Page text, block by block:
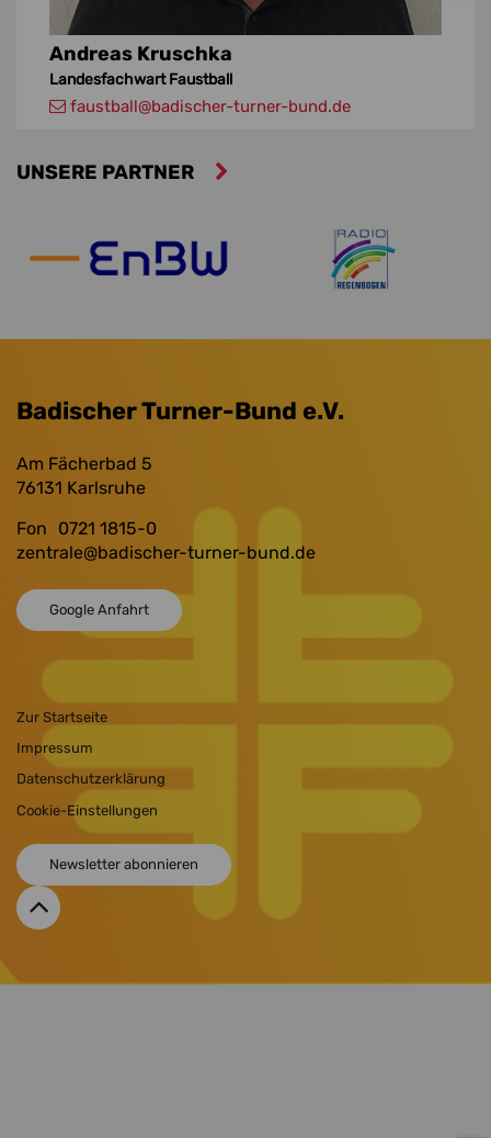
Andreas Kruschka
Landesfachwart Faustball
faustball@badischer-turner-bund.de
UNSERE PARTNER
Badischer Turner-Bund e.V.
Am Fächerbad 5
76131 Karlsruhe
Fon
0721 1815-0
zentrale@badischer-turner-bund.de
Google Anfahrt
Zur Startseite
Impressum
Datenschutzerklärung
Cookie-Einstellungen
Newsletter abonnieren